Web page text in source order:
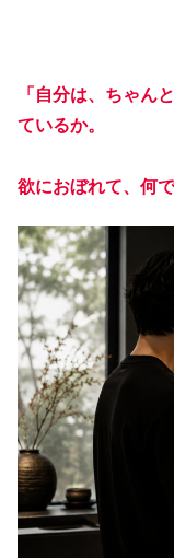
「自分は、ちゃん
ているか。
欲におぼれて、何